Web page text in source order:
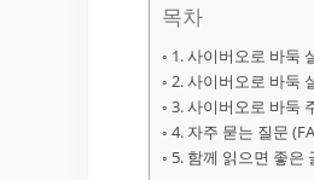
목차
1. 사이버오로 바둑
2. 사이버오로 바둑
3. 사이버오로 바둑
4. 자주 묻는 질문
5. 함께 읽으면 좋은